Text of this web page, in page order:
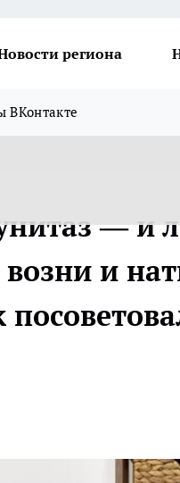
региона
ВКонтакте
— и
возни и